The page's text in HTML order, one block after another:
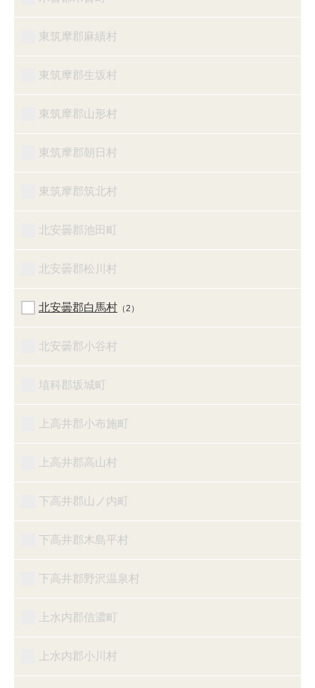
東筑摩郡麻績村
東筑摩郡生坂村
東筑摩郡山形村
東筑摩郡朝日村
東筑摩郡筑北村
北安曇郡池田町
北安曇郡松川村
北安曇郡白馬村 （2）
北安曇郡小谷村
埴科郡坂城町
上高井郡小布施町
上高井郡高山村
下高井郡山ノ内町
下高井郡木島平村
下高井郡野沢温泉村
上水内郡信濃町
上水内郡小川村